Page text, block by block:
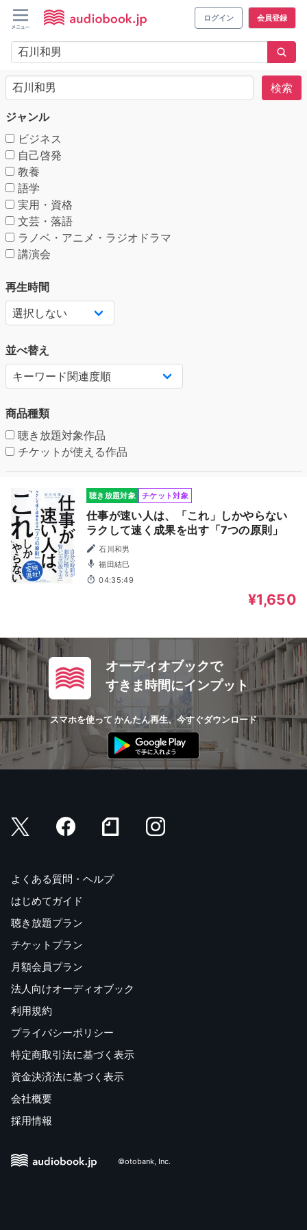
ログイン 会員登録
検索
ジャンル
ビジネス
自己啓発
教養
語学
実用・資格
文芸・落語
ラノベ・アニメ・ラジオドラマ
講演会
再生時間
並べ替え
商品種類
聴き放題対象作品
チケットが使える作品
聴き放題対象 チケット対象
仕事が速い人は、「これ」しかやらない
ラクして速く成果を出す「7つの原則」
石川和男
福田結巳
04:35:49
¥1,650
オーディオブックで
すきま時間にインプット
スマホを使って かんたん再生、今すぐダウンロード
よくある質問・ヘルプ
はじめてガイド
聴き放題プラン
チケットプラン
月額会員プラン
法人向けオーディオブック
利用規約
プライバシーポリシー
特定商取引法に基づく表示
資金決済法に基づく表示
会社概要
採用情報
©otobank, Inc.